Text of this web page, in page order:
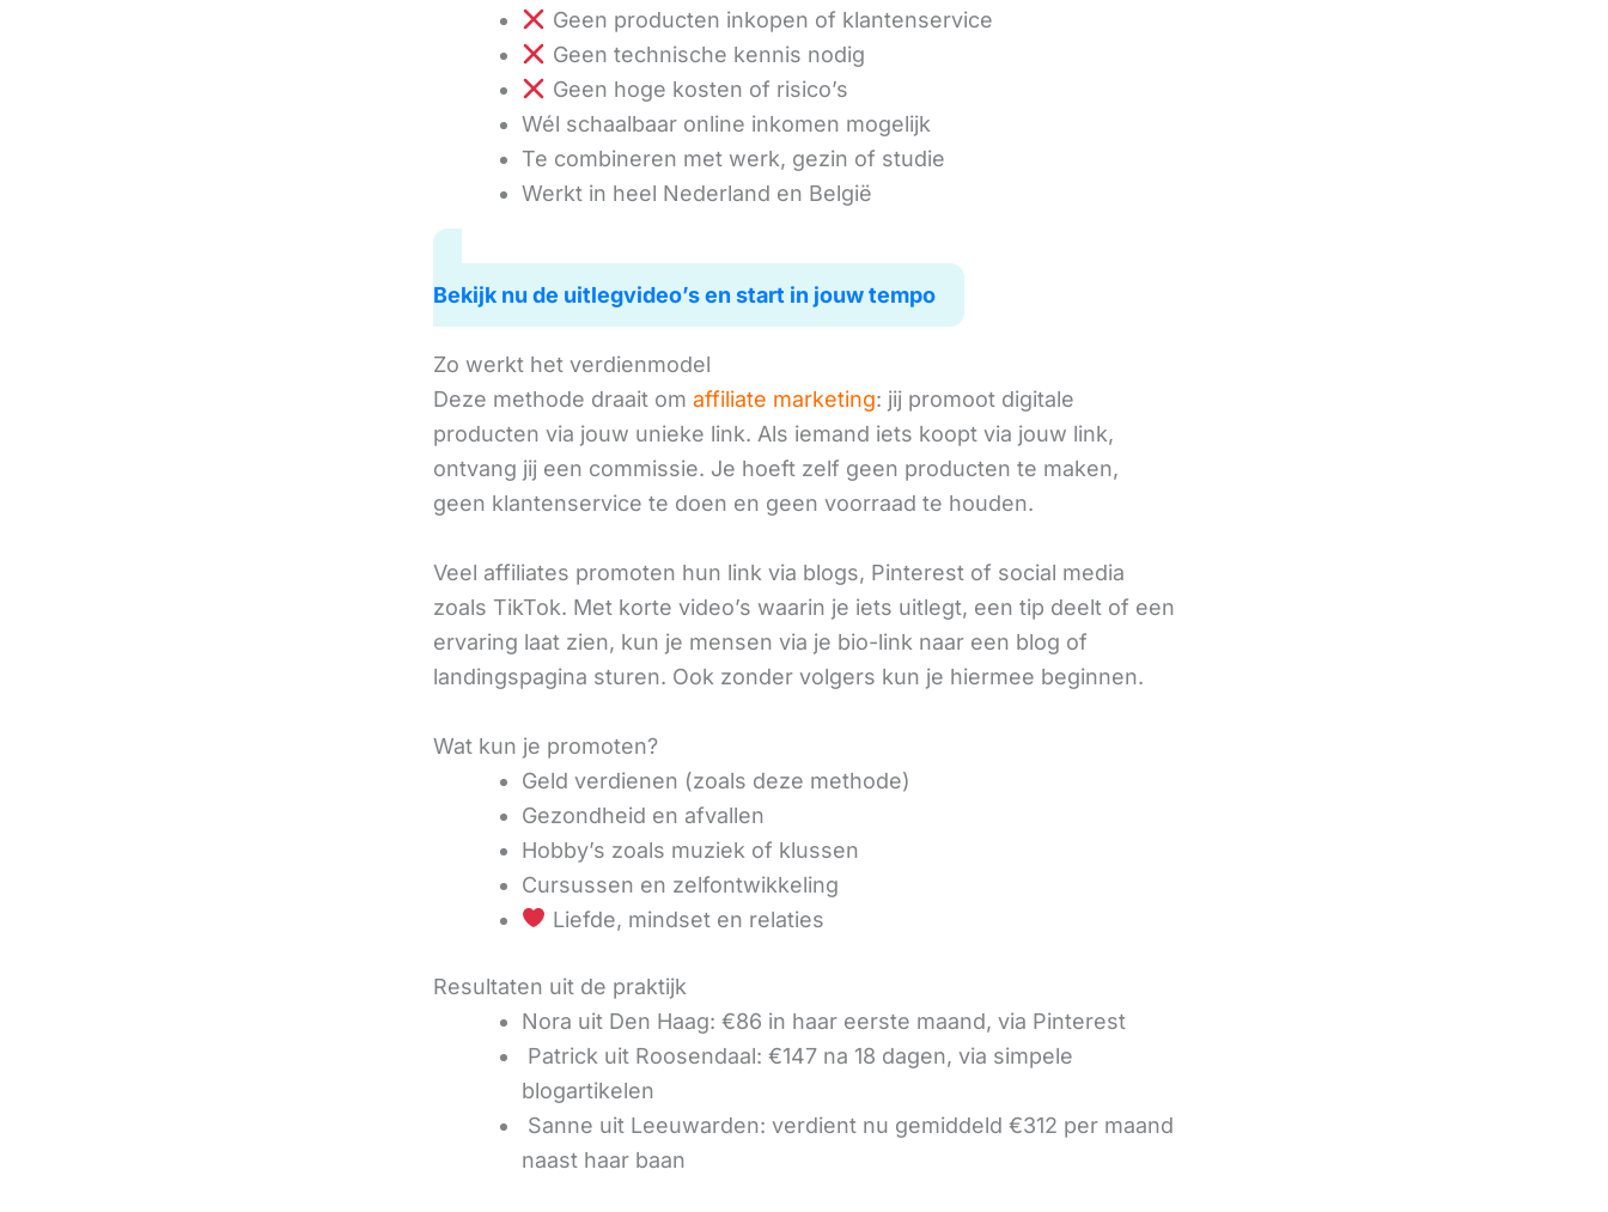
Geen producten inkopen of klantenservice
Geen technische kennis nodig
Geen hoge kosten of risico’s
Wél schaalbaar online inkomen mogelijk
Te combineren met werk, gezin of studie
Werkt in heel Nederland en België
Bekijk nu de uitlegvideo’s en start in jouw tempo
Zo werkt het verdienmodel
Deze methode draait om affiliate marketing: jij promoot digitale
producten via jouw unieke link. Als iemand iets koopt via jouw link,
ontvang jij een commissie. Je hoeft zelf geen producten te maken,
geen klantenservice te doen en geen voorraad te houden.
Veel affiliates promoten hun link via blogs, Pinterest of social media
zoals TikTok. Met korte video’s waarin je iets uitlegt, een tip deelt of een
ervaring laat zien, kun je mensen via je bio-link naar een blog of
landingspagina sturen. Ook zonder volgers kun je hiermee beginnen.
Wat kun je promoten?
Geld verdienen (zoals deze methode)
Gezondheid en afvallen
Hobby’s zoals muziek of klussen
Cursussen en zelfontwikkeling
Liefde, mindset en relaties
Resultaten uit de praktijk
Nora uit Den Haag: €86 in haar eerste maand, via Pinterest
‍ Patrick uit Roosendaal: €147 na 18 dagen, via simpele
blogartikelen
‍ Sanne uit Leeuwarden: verdient nu gemiddeld €312 per maand
naast haar baan